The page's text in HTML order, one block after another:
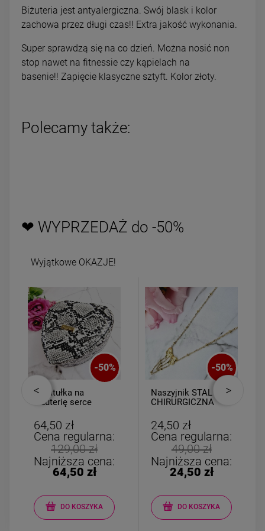
Biżuteria jest antyalergiczna. Swój blask i kolor
zachowa przez długi czas!! Extra jakość wykonania.
Super sprawdzą się na co dzień. Można nosić non
stop nawet na fitnessie czy kąpielach na
basenie!! Zapięcie klasyczne sztyft. Kolor złoty.
Polecamy także:
❤ WYPRZEDAŻ do -50%
Wyjątkowe OKAZJE!
-50%
Szkatułka na
biżuterię serce
64,50 zł
Cena regularna:
129,00 zł
Najniższa cena:
64,50 zł
DO KOSZYKA
-50%
Naszyjnik STAL
CHIRURGICZNA
łańcuszki
24,50 zł
Cena regularna:
49,00 zł
Najniższa cena:
24,50 zł
DO KOSZYKA